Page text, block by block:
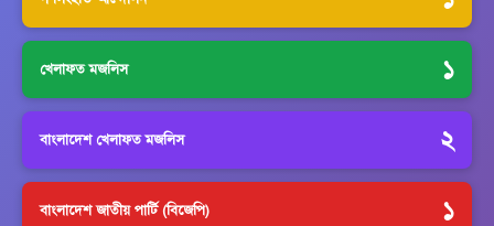
খেলাফত মজলিস ১
বাংলাদেশ খেলাফত মজলিস ২
বাংলাদেশ জাতীয় পার্টি (বিজেপি) ১